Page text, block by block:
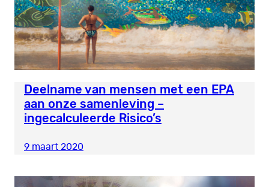
Deelname van mensen met een EPA
aan onze samenleving –
ingecalculeerde Risico’s
9 maart 2020